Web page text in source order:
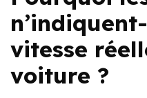
vitesse
voiture ?